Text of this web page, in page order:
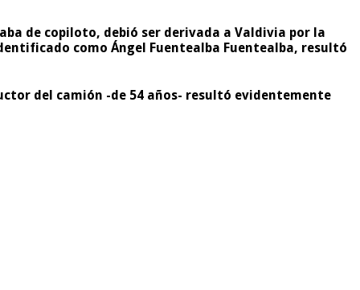
de copiloto, debió ser derivada a Valdivia por la
como Ángel Fuentealba Fuentealba, resultó
del camión -de 54 años- resultó evidentemente